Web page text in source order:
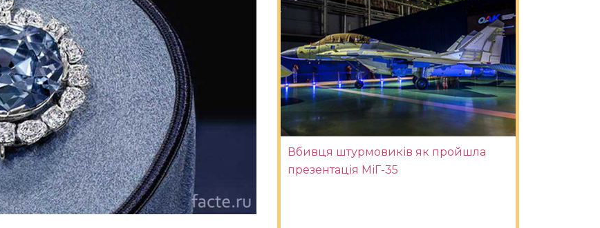
Вбивця штурмовиків як пройшла
презентація МіГ-35